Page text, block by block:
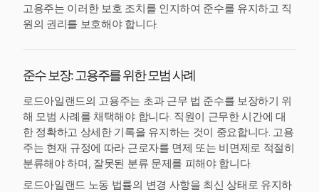
고용주는 이러한 보호 조치를 인지하여 준수를 유지하고 직
원의 권리를 보호해야 합니다.
준수 보장: 고용주를 위한 모범 사례
로드아일랜드의 고용주는 초과 근무 법 준수를 보장하기 위
해 모범 사례를 채택해야 합니다. 직원이 근무한 시간에 대
한 정확하고 상세한 기록을 유지하는 것이 중요합니다. 고용
주는 현재 규정에 따라 근로자를 면제 또는 비면제로 적절히
분류해야 하며, 잘못된 분류 문제를 피해야 합니다.
로드아일랜드 노동 법률의 변경 사항을 최신 상태로 유지하